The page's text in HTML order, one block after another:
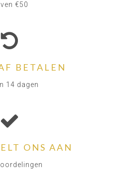
€50
BETALEN
14 dagen
ONS AAN